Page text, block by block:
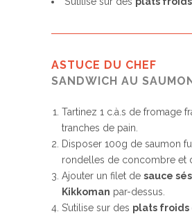
ASTUCE DU CHEF
SANDWICH AU
Tartinez 1 c.à.s de fromage
tranches de pain.
Disposer 100g de saumon
rondelles de concombre et
Ajouter un filet de sauce
Kikkoman par-dessus.
S’utilise sur des plats froids